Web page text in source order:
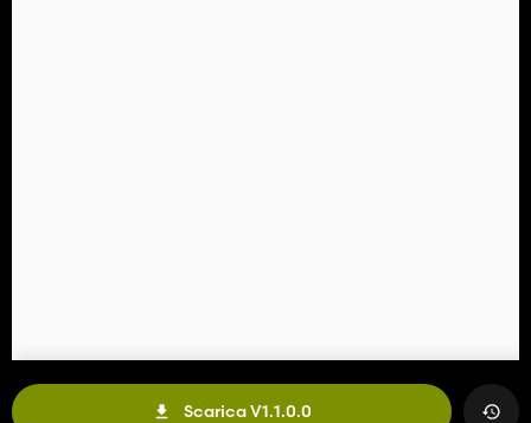
Scarica V1.1.0.0